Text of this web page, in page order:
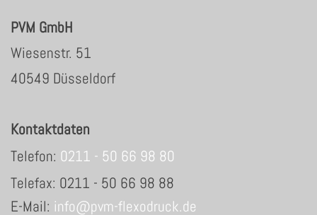
PVM GmbH
Wiesenstr. 51
40549 Düsseldorf
Kontaktdaten
Telefon: 0211 - 50 66 98 80
Telefax: 0211 - 50 66 98 88
E-Mail: info@pvm-flexodruck.de